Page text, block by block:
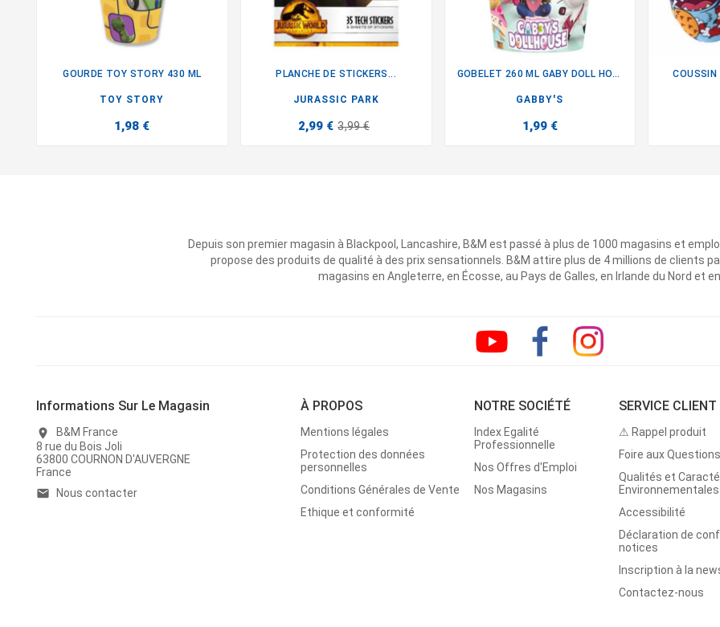
GOURDE TOY STORY 430 ML
TOY STORY
1,98 €
PLANCHE DE STICKERS...
JURASSIC PARK
2,99 € 3,99 €
GOBELET 260 ML GABY DOLL HOUSE
GABBY'S
1,99 €
COUSSIN
Depuis son premier magasin à Blackpool, Lancashire, B&M est passé à plus de 1000 magasins et
propose des produits de qualité à des prix sensationnels. B&M attire plus de 4 millions de clients
magasins en Angleterre, en Écosse, au Pays de Galles, en Irlande du Nord et
Informations Sur Le Magasin
location_on
B&M France
8 rue du Bois Joli
63800 COURNON D'AUVERGNE
France
email Nous contacter
À PROPOS
Mentions légales
Protection des données
personnelles
Conditions Générales de Vente
Ethique et conformité
NOTRE SOCIÉTÉ
Index Egalité
Professionnelle
Nos Offres d'Emploi
Nos Magasins
SERVICE CLIENT
⚠ Rappel produit
Foire aux
Qualités et
Environnementales
Accessibilité
Déclaration de
notices
Inscription à la
Contactez-nous